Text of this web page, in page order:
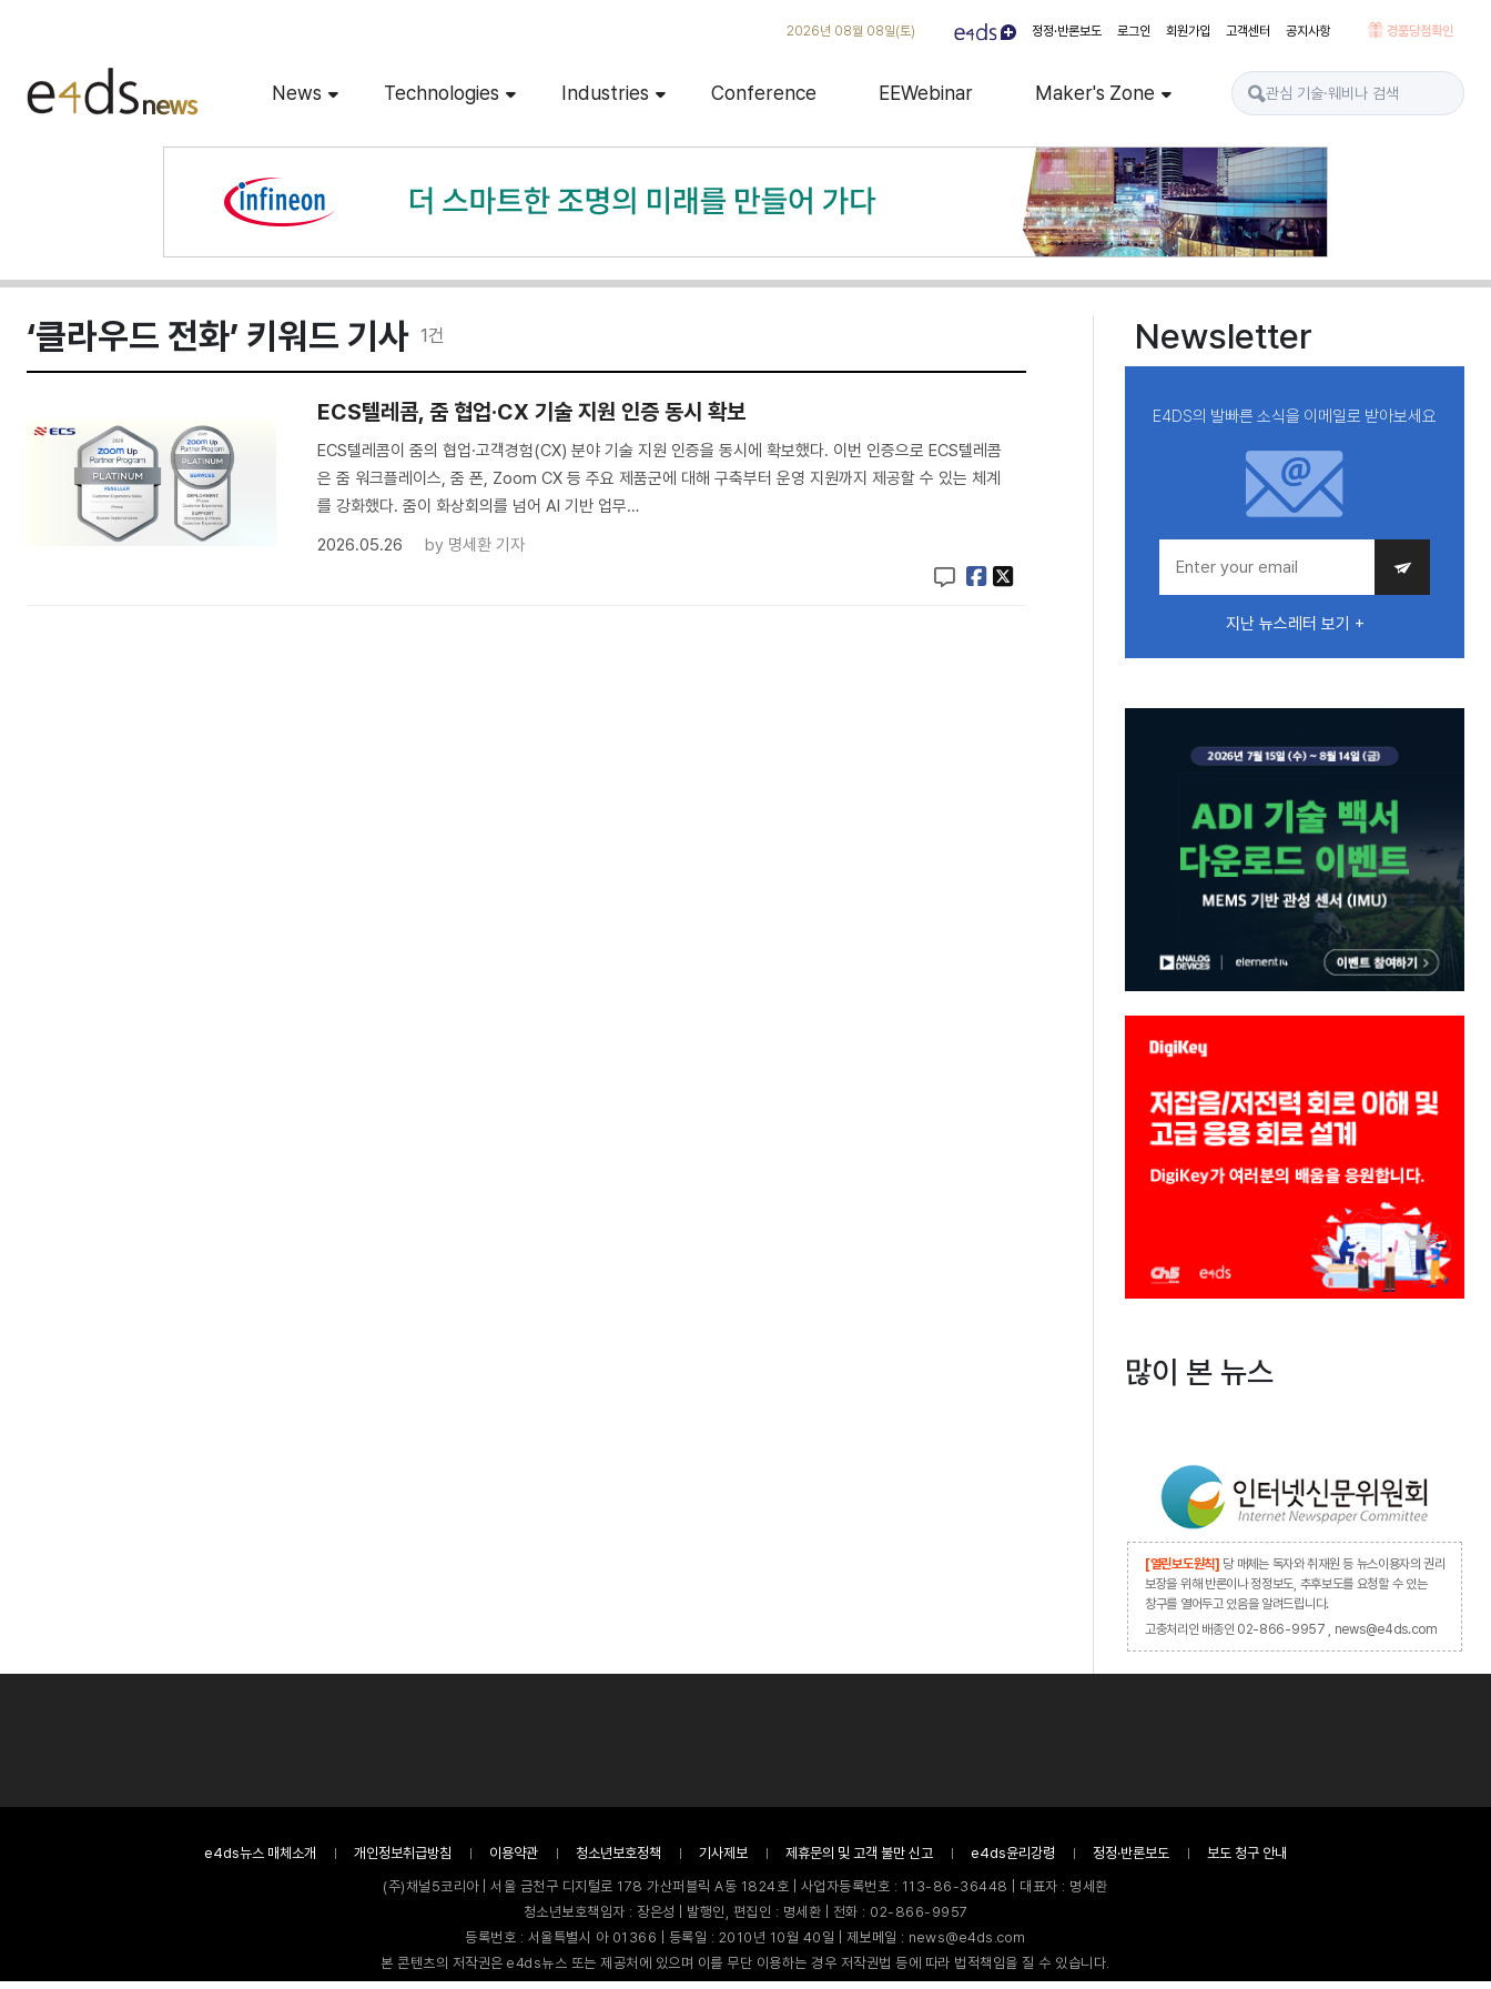
2026년 08월 08일(토) 정정·반론보도 로그인 회원가입 고객센터 공지사항 경품당첨확인
News Technologies Industries Conference EEWebinar Maker's Zone
‘클라우드 전화’ 키워드 기사 1건
ECS텔레콤, 줌 협업·CX 기술 지원 인증 동시 확보
ECS텔레콤이 줌의 협업·고객경험(CX) 분야 기술 지원 인증을 동시에 확보했다. 이번 인증으로 ECS텔레콤
은 줌 워크플레이스, 줌 폰, Zoom CX 등 주요 제품군에 대해 구축부터 운영 지원까지 제공할 수 있는 체계
를 강화했다. 줌이 화상회의를 넘어 AI 기반 업무…
2026.05.26
by 명세환 기자
Newsletter
E4DS의 발빠른 소식을 이메일로 받아보세요
지난 뉴스레터 보기 +
많이 본 뉴스
[열린보도원칙] 당 매체는 독자와 취재원 등 뉴스이용자의 권리
보장을 위해 반론이나 정정보도, 추후보도를 요청할 수 있는
창구를 열어두고 있음을 알려드립니다.
고충처리인 배종인 02-866-9957 , news@e4ds.com
e4ds뉴스 매체소개 개인정보취급방침 이용약관 청소년보호정책 기사제보 제휴문의 및 고객 불만 신고 e4ds윤리강령 정정·반론보도
보도 청구 안내
(주)채널5코리아 | 서울 금천구 디지털로 178 가산퍼블릭 A동 1824호 | 사업자등록번호 : 113-86-36448 | 대표자 : 명세환
청소년보호책임자 : 장은성 | 발행인, 편집인 : 명세환 | 전화 : 02-866-9957
등록번호 : 서울특별시 아 01366 | 등록일 : 2010년 10월 40일 | 제보메일 : news@e4ds.com
본 콘텐츠의 저작권은 e4ds뉴스 또는 제공처에 있으며 이를 무단 이용하는 경우 저작권법 등에 따라 법적책임을 질 수 있습니다.